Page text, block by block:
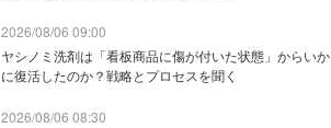
2026/08/06 09:00
ヤシノミ洗剤は「看板商品に傷が付いた状態」からいか
に復活したのか？戦略とプロセスを聞く
2026/08/06 08:30